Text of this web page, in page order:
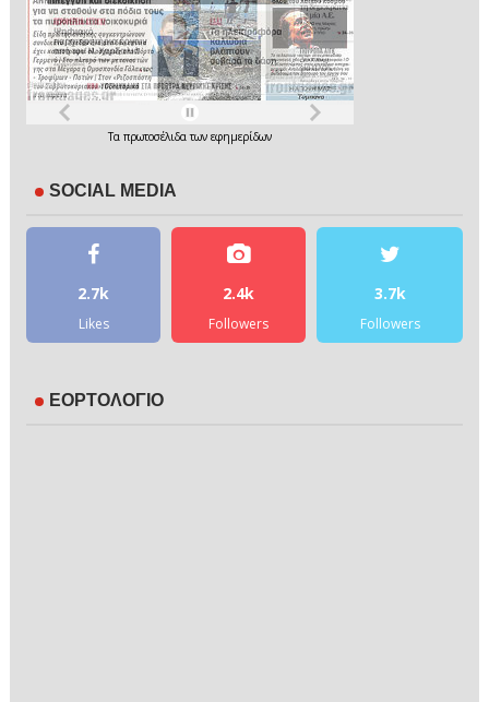
Τα πρωτοσέλιδατων εφημερίδων
SOCIAL MEDIA
2.7k
Likes
2.4k
Followers
3.7k
Followers
ΕΟΡΤΟΛΟΓΙΟ